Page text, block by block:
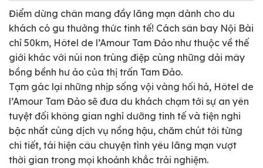
Điểm dừng chân mang đầy lãng mạn dành cho du
khách có gu thưởng thức tinh tế! Cách sân bay Nội Bài
chỉ 50km, Hôtel de l’Amour Tam Đảo như thuộc về thế
giới khác với núi non trùng điệp cùng những dải mây
bồng bềnh hư ảo của thị trấn Tam Đảo.
Tạm gác lại những nhịp sống vội vàng hối hả, Hôtel de
l’Amour Tam Đảo sẽ đưa du khách chạm tới sự an yên
tuyệt đối không gian nghỉ dưỡng tinh tế và tiện nghi
bậc nhất cùng dịch vụ nồng hậu, chăm chút tới từng
chi tiết, tái hiện câu chuyện tình yêu lãng mạn vượt
thời gian trong mọi khoảnh khắc trải nghiệm.